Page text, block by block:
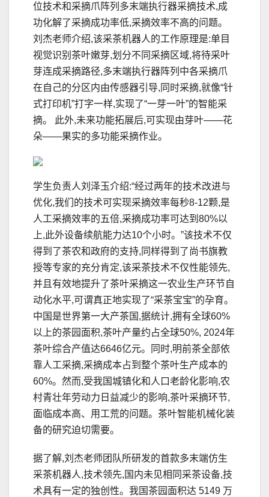
位技术和采摘爪阵列多末端执行器采摘技术,成
功化解了采摘成功率低,采摘效率不高的问题。
刘杰老师介绍,该采茶机器人的工作原理是:单目
视觉识别茶叶嫩芽,划分不同采摘区域,将待采叶
芽连成采摘路径,多末端执行器阵列中各采摘爪
在自己的分区内由传感器引导,同时采摘,就像“针
式打印机”打字一样,实现了“一芽一叶”的智能采
摘。 此外,未来功能拓展后,可实现由芽叶——花
朵——果实的多功能采摘作业。
学生负责人刘泽玉介绍:“经过两年的技术改进与
优化,我们的技术可实现采摘效率每秒8-12颗,是
人工采摘效率的五倍,采摘成功率可达到80%以
上,此外设备续航能力达10个小时。”该技术不仅
得到了茶农和政府的支持,同样得到了尚书旗教
授等专家的充分肯定,该采茶技术不仅性能领先,
并且有效地提升了茶叶采摘这一农业生产环节自
动化水平,可谓真正地实现了“采茶宝宝”的孕育。
中国是世界第一大产茶国,据统计,拥有全球60%
以上的茶园面积,茶叶产量约占全球50%, 2024年
茶叶综合产值达6646亿元。同时,明前茶全部依
靠人工采摘,采摘成本占到整个茶叶生产成本的
60%。然而,受我国城镇化和人口老龄化影响,农
村青壮年劳动力日益减少的影响,茶叶采摘环节,
面临成本高、用工荒的问题。茶叶智能机械化装
备的研究迫切需要。
据了解,刘杰老师团队所研发的首款多末端仿生
采茶机器人,技术领先,国内未见相同采茶设备,技
术具有一定的独创性。我国茶园面积达 5149 万